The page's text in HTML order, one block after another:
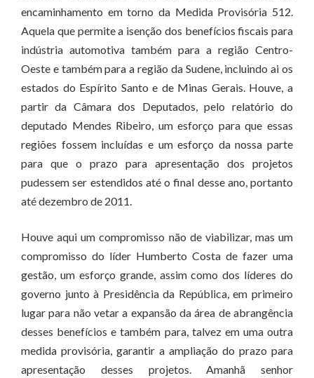
encaminhamento em torno da Medida Provisória 512.
Aquela que permite a isenção dos benefícios fiscais para
indústria automotiva também para a região Centro-
Oeste e também para a região da Sudene, incluindo ai os
estados do Espírito Santo e de Minas Gerais. Houve, a
partir da Câmara dos Deputados, pelo relatório do
deputado Mendes Ribeiro, um esforço para que essas
regiões fossem incluídas e um esforço da nossa parte
para que o prazo para apresentação dos projetos
pudessem ser estendidos até o final desse ano, portanto
até dezembro de 2011.
Houve aqui um compromisso não de viabilizar, mas um
compromisso do líder Humberto Costa de fazer uma
gestão, um esforço grande, assim como dos líderes do
governo junto à Presidência da República, em primeiro
lugar para não vetar a expansão da área de abrangência
desses benefícios e também para, talvez em uma outra
medida provisória, garantir a ampliação do prazo para
apresentação desses projetos. Amanhã senhor